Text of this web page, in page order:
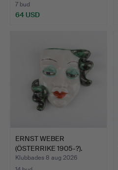
7 bud
64 USD
ERNST WEBER
(ÖSTERRIKE 1905-?).
Väggrelief…
Klubbades 8 aug 2026